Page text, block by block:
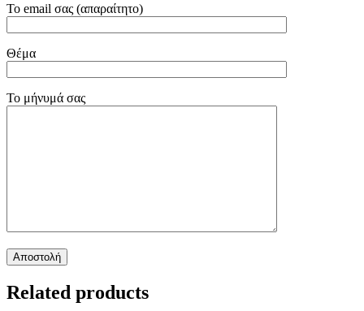
Το email σας (απαραίτητο)
Θέμα
Το μήνυμά σας
Related products